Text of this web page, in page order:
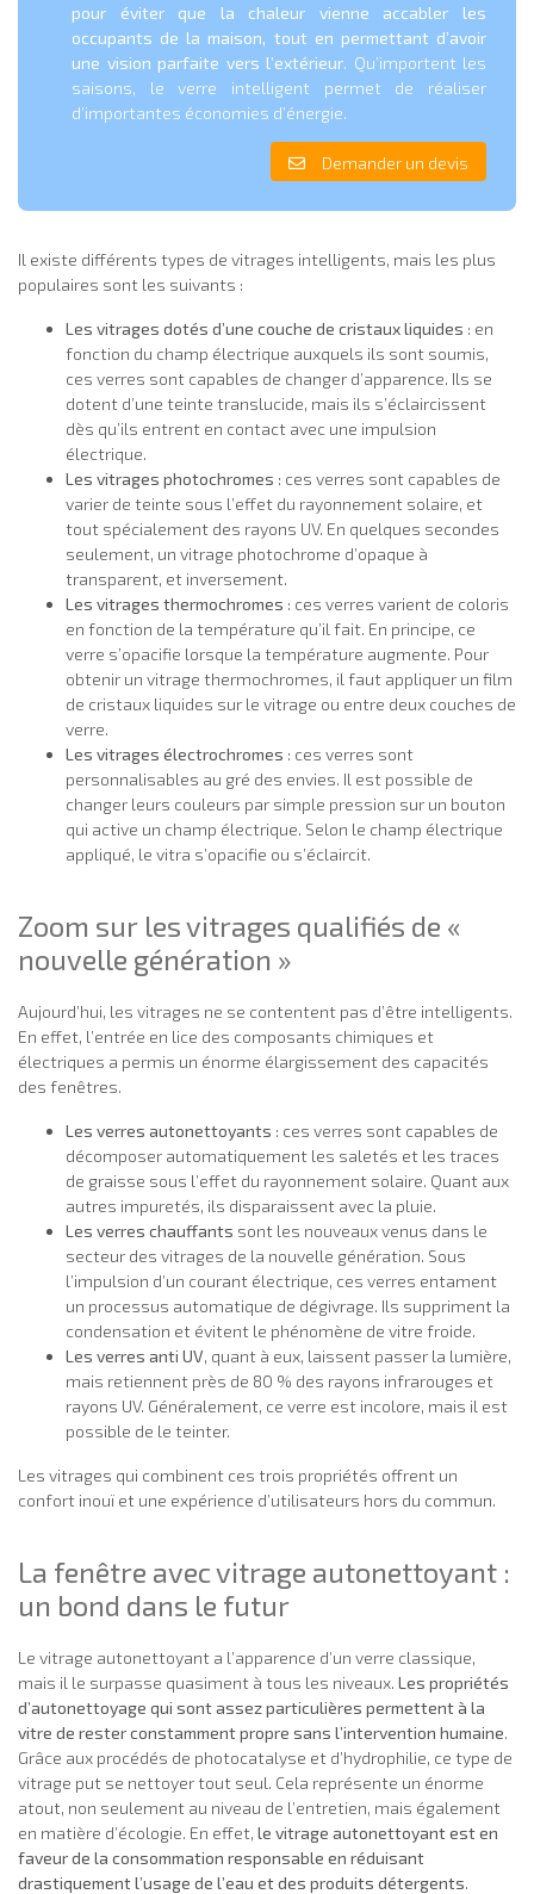
pour éviter que la chaleur vienne accabler les
occupants de la maison, tout en permettant d’avoir
une vision parfaite vers l’extérieur. Qu’importent les
saisons, le verre intelligent permet de réaliser
d’importantes économies d’énergie.
Demander un devis
Il existe différents types de vitrages intelligents, mais les plus
populaires sont les suivants :
Les vitrages dotés d’une couche de cristaux liquides : en
fonction du champ électrique auxquels ils sont soumis,
ces verres sont capables de changer d’apparence. Ils se
dotent d’une teinte translucide, mais ils s’éclaircissent
dès qu’ils entrent en contact avec une impulsion
électrique.
Les vitrages photochromes : ces verres sont capables de
varier de teinte sous l’effet du rayonnement solaire, et
tout spécialement des rayons UV. En quelques secondes
seulement, un vitrage photochrome d’opaque à
transparent, et inversement.
Les vitrages thermochromes : ces verres varient de coloris
en fonction de la température qu’il fait. En principe, ce
verre s’opacifie lorsque la température augmente. Pour
obtenir un vitrage thermochromes, il faut appliquer un film
de cristaux liquides sur le vitrage ou entre deux couches de
verre.
Les vitrages électrochromes : ces verres sont
personnalisables au gré des envies. Il est possible de
changer leurs couleurs par simple pression sur un bouton
qui active un champ électrique. Selon le champ électrique
appliqué, le vitra s’opacifie ou s’éclaircit.
Zoom sur les vitrages qualifiés de «
nouvelle génération »
Aujourd’hui, les vitrages ne se contentent pas d’être intelligents.
En effet, l’entrée en lice des composants chimiques et
électriques a permis un énorme élargissement des capacités
des fenêtres.
Les verres autonettoyants : ces verres sont capables de
décomposer automatiquement les saletés et les traces
de graisse sous l’effet du rayonnement solaire. Quant aux
autres impuretés, ils disparaissent avec la pluie.
Les verres chauffants sont les nouveaux venus dans le
secteur des vitrages de la nouvelle génération. Sous
l’impulsion d’un courant électrique, ces verres entament
un processus automatique de dégivrage. Ils suppriment la
condensation et évitent le phénomène de vitre froide.
Les verres anti UV, quant à eux, laissent passer la lumière,
mais retiennent près de 80 % des rayons infrarouges et
rayons UV. Généralement, ce verre est incolore, mais il est
possible de le teinter.
Les vitrages qui combinent ces trois propriétés offrent un
confort inouï et une expérience d’utilisateurs hors du commun.
La fenêtre avec vitrage autonettoyant :
un bond dans le futur
Le vitrage autonettoyant a l’apparence d’un verre classique,
mais il le surpasse quasiment à tous les niveaux. Les propriétés
d’autonettoyage qui sont assez particulières permettent à la
vitre de rester constamment propre sans l’intervention humaine.
Grâce aux procédés de photocatalyse et d’hydrophilie, ce type de
vitrage put se nettoyer tout seul. Cela représente un énorme
atout, non seulement au niveau de l’entretien, mais également
en matière d’écologie. En effet, le vitrage autonettoyant est en
faveur de la consommation responsable en réduisant
drastiquement l’usage de l’eau et des produits détergents.